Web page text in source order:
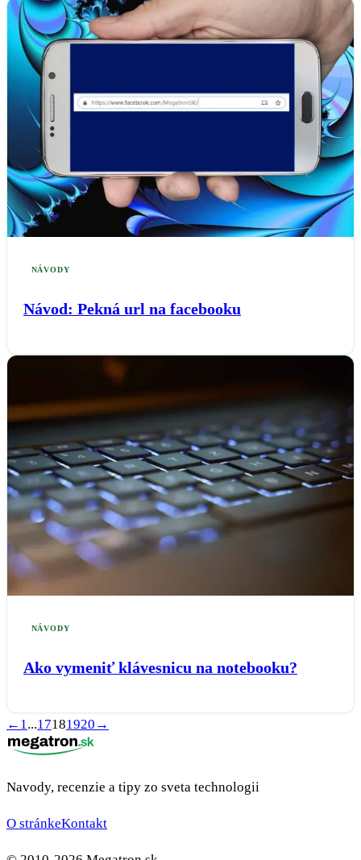
NÁVODY
Návod: Pekná url na facebooku
NÁVODY
Ako vymeniť klávesnicu na notebooku?
← 1 ...17181920 →
Navody, recenzie a tipy zo sveta technologii
O stránkeKontakt